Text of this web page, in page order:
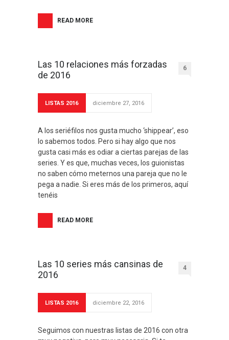
READ MORE
Las 10 relaciones más forzadas
de 2016
6
LISTAS 2016 diciembre 27, 2016
A los seriéfilos nos gusta mucho ‘shippear’, eso
lo sabemos todos. Pero si hay algo que nos
gusta casi más es odiar a ciertas parejas de las
series. Y es que, muchas veces, los guionistas
no saben cómo meternos una pareja que no le
pega a nadie. Si eres más de los primeros, aquí
tenéis
READ MORE
Las 10 series más cansinas de
2016
4
LISTAS 2016 diciembre 22, 2016
Seguimos con nuestras listas de 2016 con otra